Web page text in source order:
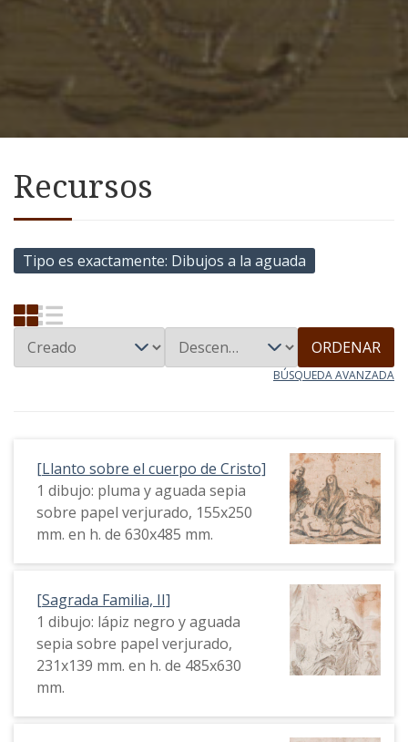
Recursos
Tipo es exactamente Dibujos a la aguada
ORDENAR
BÚSQUEDA AVANZADA
[Llanto sobre el cuerpo de Cristo]
1 dibujo: pluma y aguada sepia
sobre papel verjurado, 155x250
mm. en h. de 630x485 mm.
[Sagrada Familia, II]
1 dibujo: lápiz negro y aguada
sepia sobre papel verjurado,
231x139 mm. en h. de 485x630
mm.